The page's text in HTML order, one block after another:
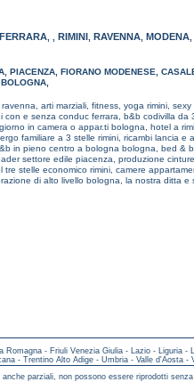
FERRARA, , RIMINI , RAVENNA, MODENA,
, PIACENZA, FIORANO MODENESE,
BOLOGNA,
arti marziali, fitness, yoga rimini, sexy
con e senza conduc ferrara, b&b codivilla da
in camera o appar.ti bologna, hotel a
familiare a 3 stelle rimini, ricambi lancia e
in pieno centro a bologna bologna, bed &
settore edile piacenza, produzione
tre stelle economico rimini, camere
di alto livello bologna, la nostra ditta e
Romagna - Friuli Venezia Giulia - Lazio - Liguria -
- Trentino Alto Adige- Umbria- Valle d'Aosta-
parziali, non possono essere riprodotti senza